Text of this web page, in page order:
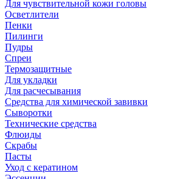
Для чувствительной кожи головы
Осветлители
Пенки
Пилинги
Пудры
Спреи
Термозащитные
Для укладки
Для расчесывания
Средства для химической завивки
Сыворотки
Технические средства
Флюиды
Скрабы
Пасты
Уход с кератином